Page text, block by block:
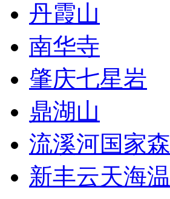
丹霞山
南华寺
肇庆七星岩
鼎湖山
流溪河国家
新丰云天海